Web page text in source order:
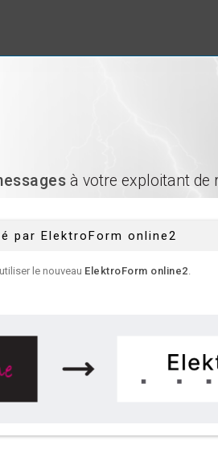
à votre exploitant de
par ElektroForm online2
le nouveau ElektroForm online2